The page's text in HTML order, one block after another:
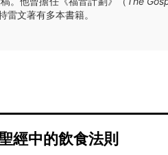
文著有多本書籍。
經中的飲食法則